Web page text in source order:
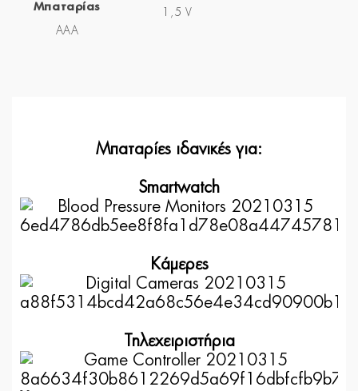
Μπαταρίας
AAA
1,5 V
Μπαταρίες ιδανικές για:
Smartwatch
Κάμερες
Τηλεχειριστήρια